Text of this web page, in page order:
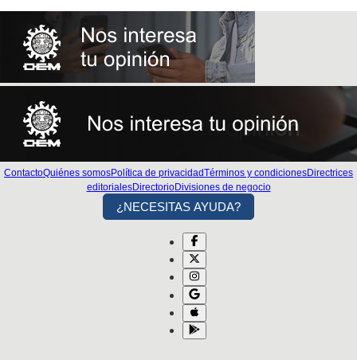
ContactoQuiénes somosPolítica de privacidadTérminos y condicionesDirectrices
editorialesDirectorioDivisiones de negocio
¿NECESITAS AYUDA?